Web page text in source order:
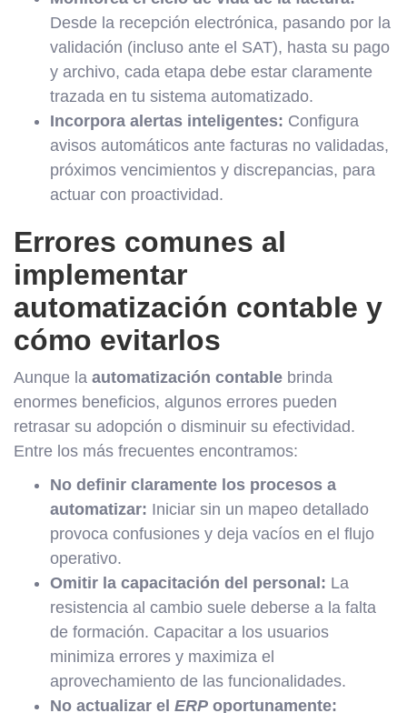
Desde la recepción electrónica, pasando por la
validación (incluso ante el SAT), hasta su pago
y archivo, cada etapa debe estar claramente
trazada en tu sistema automatizado.
Incorpora alertas inteligentes: Configura
avisos automáticos ante facturas no validadas,
próximos vencimientos y discrepancias, para
actuar con proactividad.
Errores comunes al
implementar
automatización contable y
cómo evitarlos
Aunque la automatización contable brinda
enormes beneficios, algunos errores pueden
retrasar su adopción o disminuir su efectividad.
Entre los más frecuentes encontramos:
No definir claramente los procesos a
automatizar: Iniciar sin un mapeo detallado
provoca confusiones y deja vacíos en el flujo
operativo.
Omitir la capacitación del personal: La
resistencia al cambio suele deberse a la falta
de formación. Capacitar a los usuarios
minimiza errores y maximiza el
aprovechamiento de las funcionalidades.
No actualizar el ERP oportunamente: